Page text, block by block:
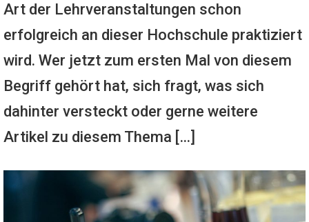
Art der Lehrveranstaltungen schon
erfolgreich an dieser Hochschule praktiziert
wird. Wer jetzt zum ersten Mal von diesem
Begriff gehört hat, sich fragt, was sich
dahinter versteckt oder gerne weitere
Artikel zu diesem Thema […]